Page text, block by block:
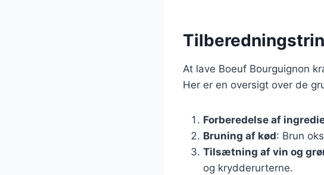
At lave Boeuf Bourguignon
Her er en oversigt over de
Forberedelse af
Bruning af kød: Brun
Tilsætning af vin og
og krydderurterne.